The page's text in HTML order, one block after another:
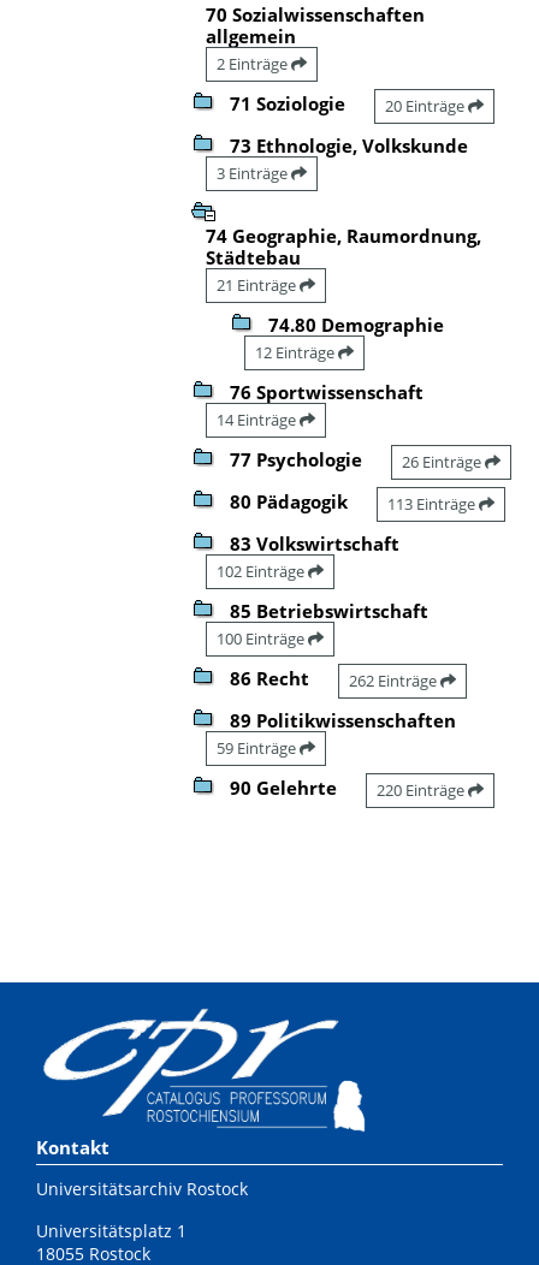
70 Sozialwissenschaften
allgemein
2 Einträge
71 Soziologie 20 Einträge
73 Ethnologie, Volkskunde
3 Einträge
74 Geographie, Raumordnung,
Städtebau
21 Einträge
74.80 Demographie
12 Einträge
76 Sportwissenschaft
14 Einträge
77 Psychologie 26 Einträge
80 Pädagogik 113 Einträge
83 Volkswirtschaft
102 Einträge
85 Betriebswirtschaft
100 Einträge
86 Recht 262 Einträge
89 Politikwissenschaften
59 Einträge
90 Gelehrte 220 Einträge
Kontakt
Universitätsarchiv Rostock
Universitätsplatz 1
18055 Rostock